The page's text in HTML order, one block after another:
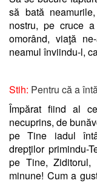
să bată
nostru, pe cruce
omorând, viaţă
neamul înviindu-l,
Stih: Pentru că a
Împărat fiind al
necuprins, de
pe Tine iadul
drepţilor primindu-
pe Tine,
minune! Cum a